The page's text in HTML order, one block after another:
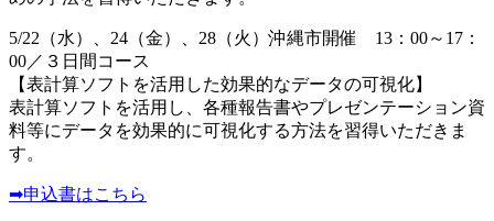
5/22（水）、24（金）、28（火）沖縄市開催 13：00～17：
00／３日間コース
【表計算ソフトを活用した効果的なデータの可視化】
表計算ソフトを活用し、各種報告書やプレゼンテーション資
料等にデータを効果的に可視化する方法を習得いただきま
す。
➡申込書はこちら